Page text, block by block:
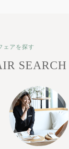
ェアを探す
SEARCH